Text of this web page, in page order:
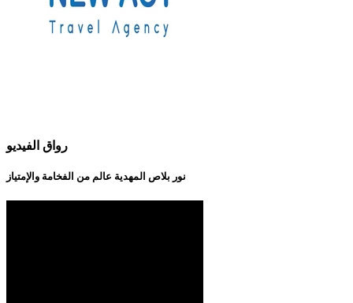
رواق الفيديو
نور بلاص المهدية عالم من الفخامة والإمتياز